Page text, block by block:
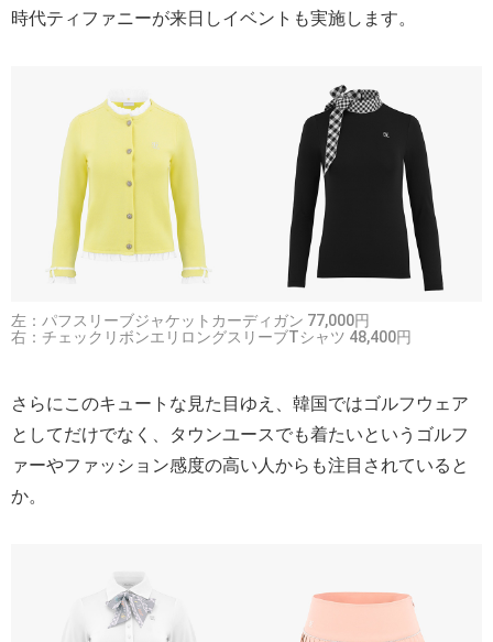
時代ティファニーが来日しイベントも実施します。
左：パフスリーブジャケットカーディガン 77,000円
右：チェックリボンエリロングスリーブTシャツ 48,400円
さらにこのキュートな見た目ゆえ、韓国ではゴルフウェア
としてだけでなく、タウンユースでも着たいというゴルフ
ァーやファッション感度の高い人からも注目されていると
か。